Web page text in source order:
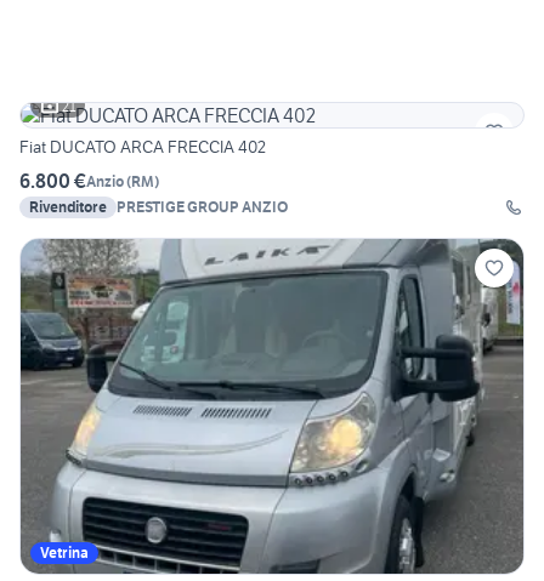
21
Fiat DUCATO ARCA FRECCIA 402
6.800 €Anzio(RM)
Rivenditore PRESTIGE GROUP ANZIO
Vetrina